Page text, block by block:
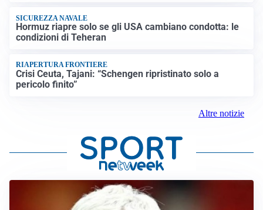
SICUREZZA NAVALE
Hormuz riapre solo se gli USA cambiano condotta: le
condizioni di Teheran
RIAPERTURA FRONTIERE
Crisi Ceuta, Tajani: “Schengen ripristinato solo a
pericolo finito”
Altre notizie